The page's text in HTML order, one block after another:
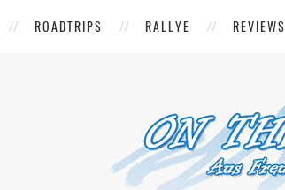
ROADTRIPS RALLYE REVIEWS